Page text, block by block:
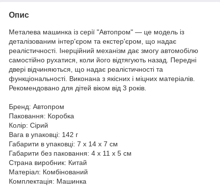
Опис
Металева машинка із серії "Автопром" — це модель із
деталізованим інтер'єром та екстер'єром, що надає
реалістичності. Інерційний механізм дає змогу автомобілю
самостійно рухатися, коли його відтягують назад. Передні
двері відчиняються, що надає реалістичності та
функціональності. Виконана з якісних і міцних матеріалів.
Рекомендовано для дітей віком від 3 років.
Бренд: Автопром
Паковання: Коробка
Колір: Сірий
Вага в упаковці: 142 г
Габарити в упаковці: 7 x 14 x 7 см
Габарити без паковання: 4 x 11 x 5 см
Страна виробник: Китай
Матеріал: Комбінований
Комплектація: Машинка